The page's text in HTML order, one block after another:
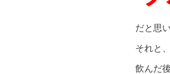
だと思
それと
飲んだ